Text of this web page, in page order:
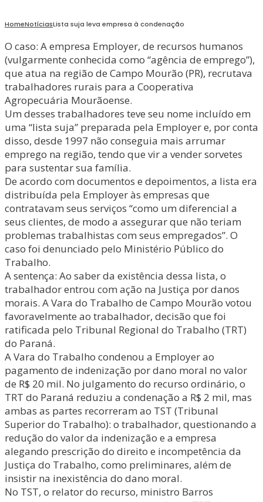
HomeNotíciasLista suja leva empresa à condenação
O caso: A empresa Employer, de recursos humanos
(vulgarmente conhecida como “agência de emprego”),
que atua na região de Campo Mourão (PR), recrutava
trabalhadores rurais para a Cooperativa
Agropecuária Mourãoense.
Um desses trabalhadores teve seu nome incluído em
uma “lista suja” preparada pela Employer e, por conta
disso, desde 1997 não conseguia mais arrumar
emprego na região, tendo que vir a vender sorvetes
para sustentar sua família.
De acordo com documentos e depoimentos, a lista era
distribuída pela Employer às empresas que
contratavam seus serviços “como um diferencial a
seus clientes, de modo a assegurar que não teriam
problemas trabalhistas com seus empregados”. O
caso foi denunciado pelo Ministério Público do
Trabalho.
A sentença: Ao saber da existência dessa lista, o
trabalhador entrou com ação na Justiça por danos
morais. A Vara do Trabalho de Campo Mourão votou
favoravelmente ao trabalhador, decisão que foi
ratificada pelo Tribunal Regional do Trabalho (TRT)
do Paraná.
A Vara do Trabalho condenou a Employer ao
pagamento de indenização por dano moral no valor
de R$ 20 mil. No julgamento do recurso ordinário, o
TRT do Paraná reduziu a condenação a R$ 2 mil, mas
ambas as partes recorreram ao TST (Tribunal
Superior do Trabalho): o trabalhador, questionando a
redução do valor da indenização e a empresa
alegando prescrição do direito e incompetência da
Justiça do Trabalho, como preliminares, além de
insistir na inexistência do dano moral.
No TST, o relator do recurso, ministro Barros